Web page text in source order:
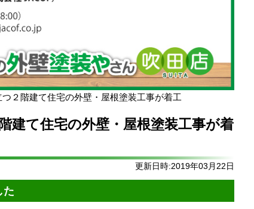
２階建て住宅の外壁・屋根塗装工事が着工
建て住宅の外壁・屋根塗装工事が着
更新日時:2019年03月22日
た